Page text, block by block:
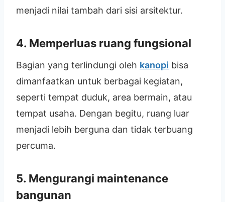
menjadi nilai tambah dari sisi arsitektur.
4. Memperluas ruang fungsional
Bagian yang terlindungi oleh kanopi bisa
dimanfaatkan untuk berbagai kegiatan,
seperti tempat duduk, area bermain, atau
tempat usaha. Dengan begitu, ruang luar
menjadi lebih berguna dan tidak terbuang
percuma.
5. Mengurangi maintenance
bangunan